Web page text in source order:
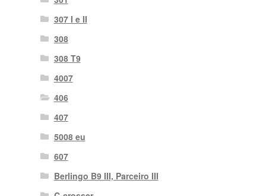
307 I e II
308
308 T9
4007
406
407
5008 eu
607
Berlingo B9 III, Parceiro III